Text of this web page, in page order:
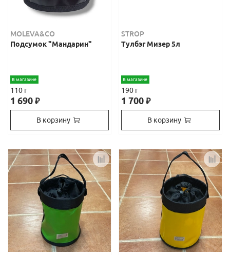
MOLEVA&CO
Подсумок "Мандарин"
В магазине
110 г
1 690₽
В корзину
STROP
Тулбэг Мизер 5л
В магазине
190 г
1 700₽
В корзину